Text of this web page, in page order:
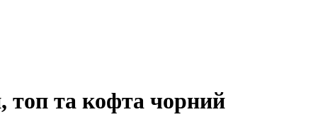
та кофта чорний